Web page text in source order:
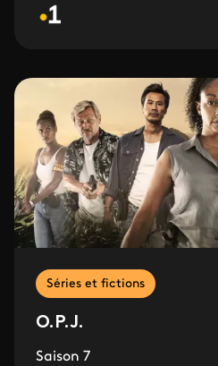
Séries et fictions
O.P.J.
Saison 7